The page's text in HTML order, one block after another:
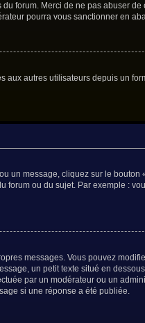
forum. Merci de ne pas abuser
pourra vous sanctionner en
autres utilisateurs depuis un
message, cliquez sur le bouton
ou du sujet. Par exemple :
messages. Vous pouvez
un petit texte situé en
par un modérateur ou un
si une réponse a été publiée.